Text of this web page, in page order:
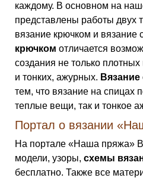
каждому. В основном на
представлены работы двух
вязание крючком и вязание
крючком отличается
создания не только
и тонких, ажурных.
тем, что вязание на спицах
теплые вещи, так и тонкое
Портал о вязании
На портале «Наша пряжа»
модели, узоры, схемы
бесплатно. Также все